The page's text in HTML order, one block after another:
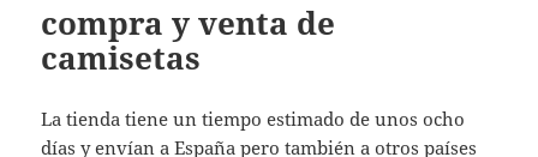
compra y venta de
camisetas
La tienda tiene un tiempo estimado de unos ocho
días y envían a España pero también a otros países